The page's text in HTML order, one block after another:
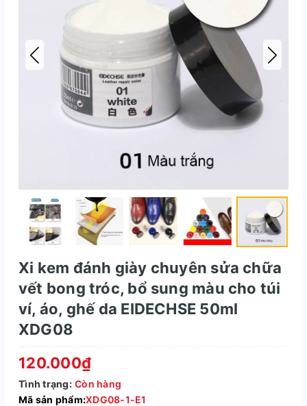
Xi kem đánh giày chuyên sửa chữa
vết bong tróc, bổ sung màu cho túi
ví, áo, ghế da EIDECHSE 50ml
XDG08
120.000₫
Tình trạng: Còn hàng
Mã sản phẩm:XDG08-1-E1